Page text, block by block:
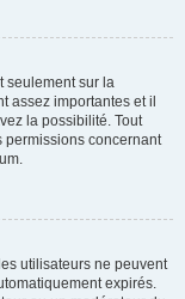
seulement sur la
assez importantes et il
la possibilité. Tout
permissions concernant
utilisateurs ne peuvent
expirés.